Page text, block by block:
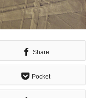
Share
Pocket